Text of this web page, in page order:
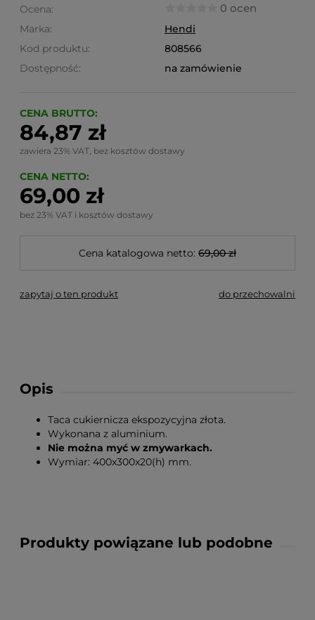
Ocena: 0 ocen
Marka:
Hendi
Kod produktu:
808566
Dostępność:
na zamówienie
CENA BRUTTO:
84,87 zł
zawiera 23% VAT, bez kosztów dostawy
CENA NETTO:
69,00 zł
bez 23% VAT i kosztów dostawy
Cena katalogowa netto: 69,00 zł
zapytaj o ten produkt do przechowalni
Opis
Taca cukiernicza ekspozycyjna złota.
Wykonana z aluminium.
Nie można myć w zmywarkach.
Wymiar: 400x300x20(h) mm.
Produkty powiązane lub podobne